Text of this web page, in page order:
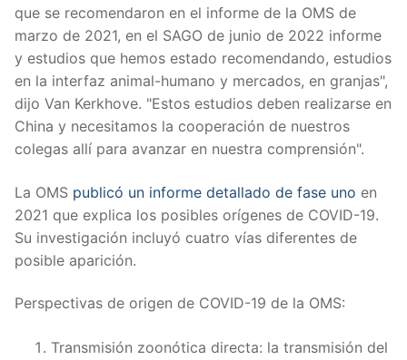
que se recomendaron en el informe de la OMS de
marzo de 2021, en el SAGO de junio de 2022 informe
y estudios que hemos estado recomendando, estudios
en la interfaz animal-humano y mercados, en granjas",
dijo Van Kerkhove. "Estos estudios deben realizarse en
China y necesitamos la cooperación de nuestros
colegas allí para avanzar en nuestra comprensión".
La OMS publicó un informe detallado de fase uno en
2021 que explica los posibles orígenes de COVID-19.
Su investigación incluyó cuatro vías diferentes de
posible aparición.
Perspectivas de origen de COVID-19 de la OMS:
Transmisión zoonótica directa: la transmisión del